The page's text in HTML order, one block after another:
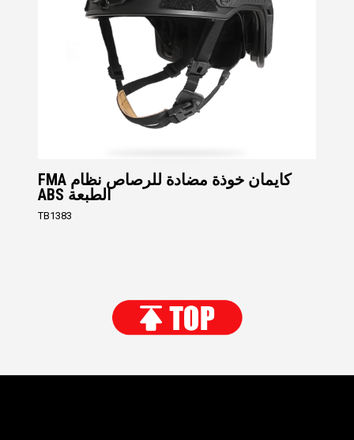
FMA كايمان خوذة مضادة للرصاص نظام
ABS الطبعة
TB1383